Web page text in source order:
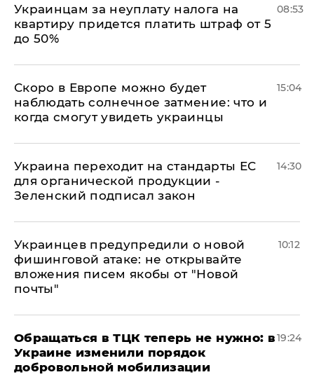
Украинцам за неуплату налога на
квартиру придется платить штраф от 5
до 50%
08:53
Скоро в Европе можно будет
наблюдать солнечное затмение: что и
когда смогут увидеть украинцы
15:04
Украина переходит на стандарты ЕС
для органической продукции -
Зеленский подписал закон
14:30
Украинцев предупредили о новой
фишинговой атаке: не открывайте
вложения писем якобы от "Новой
почты"
10:12
Обращаться в ТЦК теперь не нужно: в
Украине изменили порядок
добровольной мобилизации
19:24